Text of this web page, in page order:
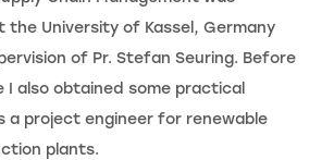
University of Kassel, Germany
of Pr. Stefan Seuring. Before
also obtained some practical
a project engineer for renewable
plants.